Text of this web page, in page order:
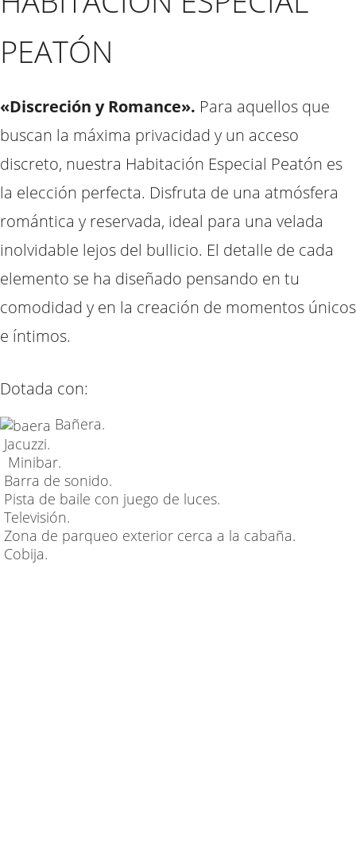
PEATÓN
«Discreción y Romance». Para aquellos que
buscan la máxima privacidad y un acceso
discreto, nuestra Habitación Especial Peatón es
la elección perfecta. Disfruta de una atmósfera
romántica y reservada, ideal para una velada
inolvidable lejos del bullicio. El detalle de cada
elemento se ha diseñado pensando en tu
comodidad y en la creación de momentos únicos
e íntimos.
Dotada con:
Bañera.
Jacuzzi.
Minibar.
Barra de sonido.
Pista de baile con juego de luces.
Televisión.
Zona de parqueo exterior cerca a la cabaña.
Cobija.